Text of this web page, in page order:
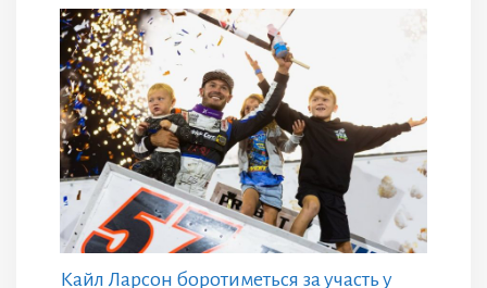
Кайл Ларсон боротиметься за участь у